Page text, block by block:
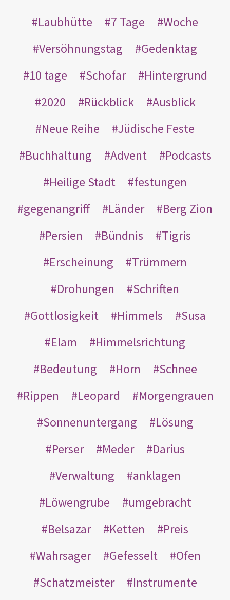
Laubhütte
7 Tage
Woche
Versöhnungstag
Gedenktag
10 tage
Schofar
Hintergrund
2020
Rückblick
Ausblick
Neue Reihe
Jüdische Feste
Buchhaltung
Advent
Podcasts
Heilige Stadt
festungen
gegenangriff
Länder
Berg Zion
Persien
Bündnis
Tigris
Erscheinung
Trümmern
Drohungen
Schriften
Gottlosigkeit
Himmels
Susa
Elam
Himmelsrichtung
Bedeutung
Horn
Schnee
Rippen
Leopard
Morgengrauen
Sonnenuntergang
Lösung
Perser
Meder
Darius
Verwaltung
anklagen
Löwengrube
umgebracht
Belsazar
Ketten
Preis
Wahrsager
Gefesselt
Ofen
Schatzmeister
Instrumente